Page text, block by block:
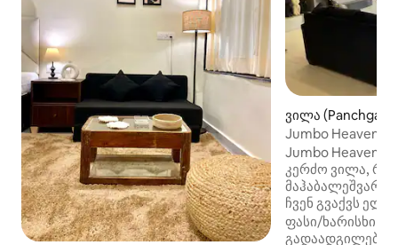
ვილა (Panchgani)
Jumbo Heavens
ჯაკუზითა და
Jumbo Heaven
კერძო ვილა,
ჩვენ გვაქვს
საძინებლიანი
აღჭურვილია
ფასი/ხარისხი
გადაადგილება